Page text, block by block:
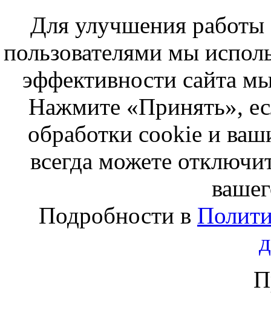
Для улучшения работы
пользователями мы
эффективности сайта
Нажмите «Принять»,
обработки cookie и
всегда можете
Подробности в